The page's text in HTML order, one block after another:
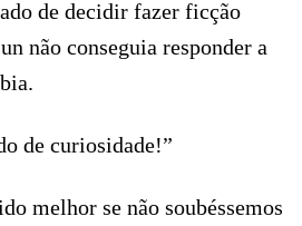
de decidir fazer ficção
não conseguia responder a
de curiosidade!”
melhor se não soubéssemos